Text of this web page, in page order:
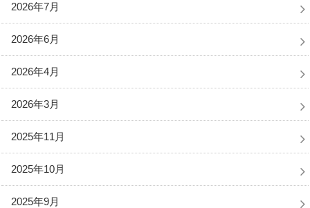
2026年7月
2026年6月
2026年4月
2026年3月
2025年11月
2025年10月
2025年9月